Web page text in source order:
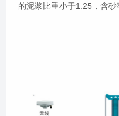
的泥浆比重小于1.25，含砂